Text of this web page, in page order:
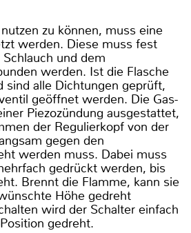
zu können, muss eine
werden. Diese muss fest
und dem
werden. Ist die Flasche
sind alle Dichtungen geprüft,
geöffnet werden. Die Gas-
Piezozündung ausgestattet,
der Regulierkopf von der
gegen den
werden muss. Dabei muss
gedrückt werden, bis
Brennt die Flamme, kann sie
Höhe gedreht
wird der Schalter einfach
gedreht.